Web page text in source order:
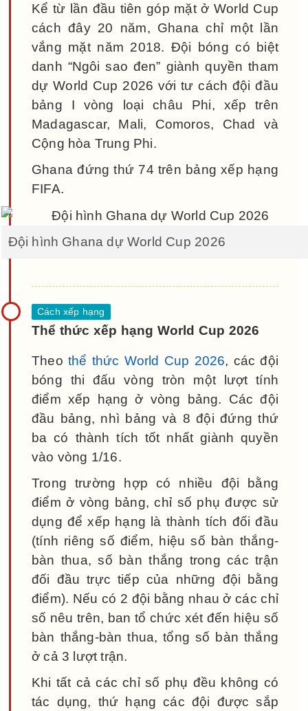
Kể từ lần đầu tiên góp mặt ở World Cup
cách đây 20 năm, Ghana chỉ một lần
vắng mặt năm 2018. Đội bóng có biệt
danh “Ngôi sao đen” giành quyền tham
dự World Cup 2026 với tư cách đội đầu
bảng I vòng loại châu Phi, xếp trên
Madagascar, Mali, Comoros, Chad và
Cộng hòa Trung Phi.
Ghana đứng thứ 74 trên bảng xếp hạng
FIFA.
Đội hình Ghana dự World Cup 2026
Thể thức xếp hạng World Cup 2026
Theo thể thức World Cup 2026, các đội
bóng thi đấu vòng tròn một lượt tính
điểm xếp hạng ở vòng bảng. Các đội
đầu bảng, nhì bảng và 8 đội đứng thứ
ba có thành tích tốt nhất giành quyền
vào vòng 1/16.
Trong trường hợp có nhiều đội bằng
điểm ở vòng bảng, chỉ số phụ được sử
dụng để xếp hạng là thành tích đối đầu
(tính riêng số điểm, hiệu số bàn thắng-
bàn thua, số bàn thắng trong các trận
đối đầu trực tiếp của những đội bằng
điểm). Nếu có 2 đội bằng nhau ở các chỉ
số nêu trên, ban tổ chức xét đến hiệu số
bàn thắng-bàn thua, tổng số bàn thắng
ở cả 3 lượt trận.
Khi tất cả các chỉ số phụ đều không có
tác dụng, thứ hạng các đội được sắp